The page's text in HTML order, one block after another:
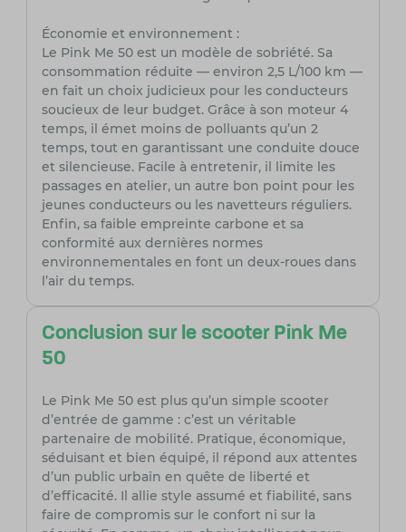
Économie et environnement :
Le Pink Me 50 est un modèle de sobriété. Sa
consommation réduite — environ 2,5 L/100 km —
en fait un choix judicieux pour les conducteurs
soucieux de leur budget. Grâce à son moteur 4
temps, il émet moins de polluants qu’un 2
temps, tout en garantissant une conduite douce
et silencieuse. Facile à entretenir, il limite les
passages en atelier, un autre bon point pour les
jeunes conducteurs ou les navetteurs réguliers.
Enfin, sa faible empreinte carbone et sa
conformité aux dernières normes
environnementales en font un deux-roues dans
l’air du temps.
Conclusion sur le scooter Pink Me
50
Le Pink Me 50 est plus qu’un simple scooter
d’entrée de gamme : c’est un véritable
partenaire de mobilité. Pratique, économique,
séduisant et bien équipé, il répond aux attentes
d’un public urbain en quête de liberté et
d’efficacité. Il allie style assumé et fiabilité, sans
faire de compromis sur le confort ni sur la